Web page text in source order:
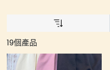
19個產品